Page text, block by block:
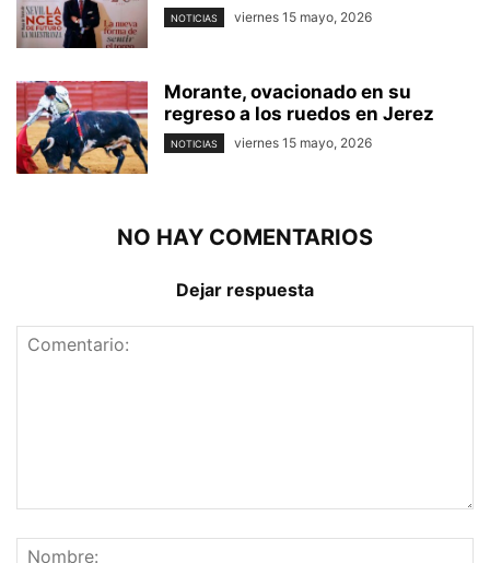
NOTICIAS viernes 15 mayo, 2026
Morante, ovacionado en su
regreso a los ruedos en Jerez
NOTICIAS viernes 15 mayo, 2026
NO HAY COMENTARIOS
Dejar respuesta